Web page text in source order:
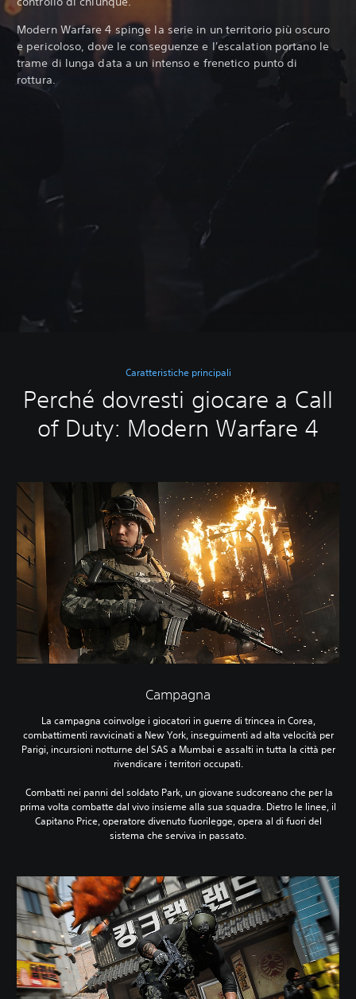
Modern Warfare 4 spinge la serie in un territorio più oscuro
e pericoloso, dove le conseguenze e l'escalation portano le
trame di lunga data a un intenso e frenetico punto di
rottura.‎
Caratteristiche principali
Perché dovresti giocare a Call
of Duty: Modern Warfare 4
Campagna
La campagna coinvolge i giocatori in guerre di trincea in Corea,
combattimenti ravvicinati a New York, inseguimenti ad alta velocità per
Parigi, incursioni notturne del SAS a Mumbai e assalti in tutta la città per
rivendicare i territori occupati.
‎ Combatti nei panni del soldato Park, un giovane sudcoreano che per la
prima volta combatte dal vivo insieme alla sua squadra. Dietro le linee, il
Capitano Price, operatore divenuto fuorilegge, opera al di fuori del
sistema che serviva in passato.